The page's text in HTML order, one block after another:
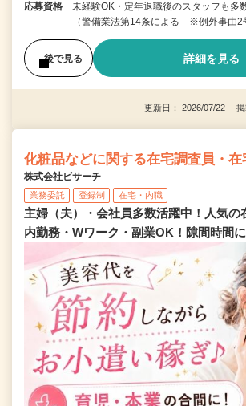
応募資格
未経験OK・定年退職後のスタッフも多
（警備業法第14条による ※例外事由2
後で見る 詳細を見る
更新日： 2026/07/22 掲
化粧品などに関する在宅調査員・在
株式会社ビサーチ
業務委託 登録制 在宅・内職
主婦（夫）・会社員多数活躍中！人気の
内勤務・Wワーク・副業OK！隙間時間